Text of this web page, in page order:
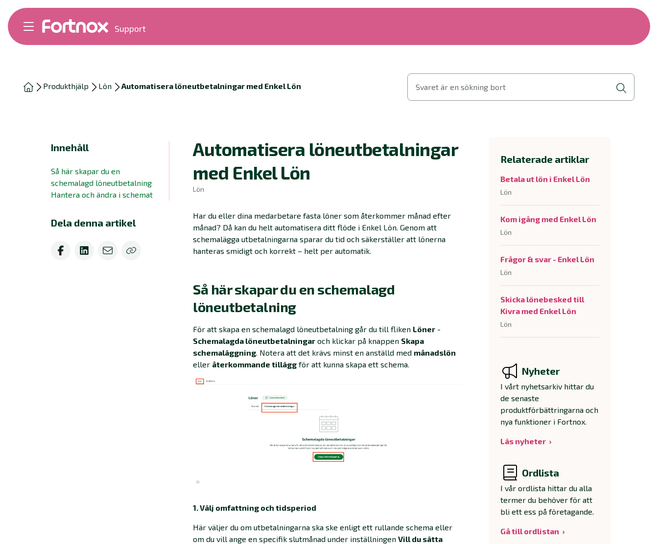
Support
Bokföring
Byt till Fortnox
Support Play
Ordlista
Produkthjälp Lön Automatisera löneutbetalningar med Enkel Lön Svaret är en sökning bort
Innehåll
Så här skapar du en
schemalagd löneutbetalning
Hantera och ändra i schemat
Dela denna artikel
Automatisera löneutbetalningar
med Enkel Lön
Lön
Har du eller dina medarbetare fasta löner som återkommer månad efter
månad? Då kan du helt automatisera ditt flöde i Enkel Lön. Genom att
schemalägga utbetalningarna sparar du tid och säkerställer att lönerna
hanteras smidigt och korrekt – helt per automatik.
Så här skapar du en schemalagd
löneutbetalning
För att skapa en schemalagd löneutbetalning går du till fliken Löner -
Schemalagda löneutbetalningar och klickar på knappen Skapa
schemaläggning. Notera att det krävs minst en anställd med månadslön
eller återkommande tillägg för att kunna skapa ett schema.
1. Välj omfattning och tidsperiod
Här väljer du om utbetalningarna ska ske enligt ett rullande schema eller
om du vill ange en specifik slutmånad under inställningen Vill du sätta
Relaterade artiklar
Betala ut lön i Enkel Lön
Lön
Kom igång med Enkel Lön
Lön
Frågor & svar - Enkel Lön
Lön
Skicka lönebesked till
Kivra med Enkel Lön
Lön
Nyheter
I vårt nyhetsarkiv hittar du
de senaste
produktförbättringarna och
nya funktioner i Fortnox.
Läs nyheter
Ordlista
I vår ordlista hittar du alla
termer du behöver för att
bli ett ess på företagande.
Gå till ordlistan